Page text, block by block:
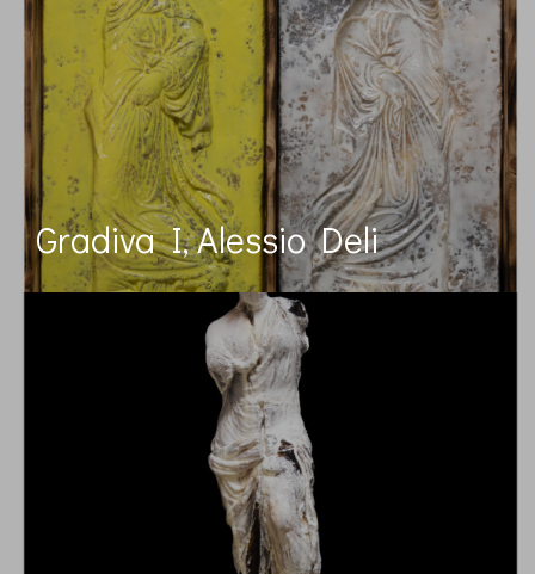
Gradiva I, Alessio Deli